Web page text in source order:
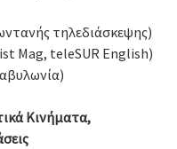
τηλεδιάσκεψης)
Mag, teleSUR English)
Κινήματα,